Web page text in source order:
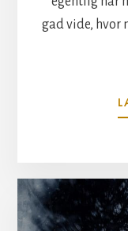
gad vide, hvor